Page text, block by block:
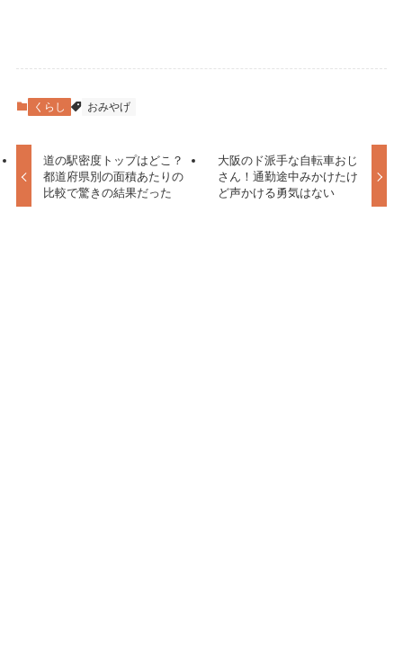
くらし おみやげ
道の駅密度トップはどこ？
都道府県別の面積あたりの
比較で驚きの結果だった
大阪のド派手な自転車おじ
さん！通勤途中みかけたけ
ど声かける勇気はない